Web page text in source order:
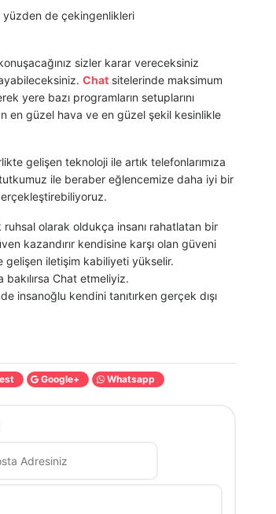
de çekingenlikleri
sizler karar vereceksiniz
Chat sitelerinde maksimum
yere bazı programların setuplarını
en güzel hava ve en güzel şekil kesinlikle
gelişen teknoloji ile artık telefonlarımıza
ile beraber eğlencemize daha iyi bir
olarak oldukça insanı rahatlatan bir
kazandırır kendisine karşı olan güveni
gelişen iletişim kabiliyeti yükselir.
Chat etmeliyiz.
insanoğlu kendini tanıtırken gerçek dışı
Google+ Whatsapp